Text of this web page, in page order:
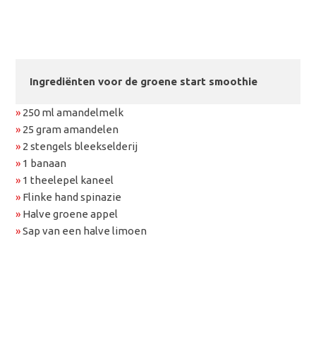
Ingrediënten voor de groene start smoothie
» 250 ml amandelmelk
» 25 gram amandelen
» 2 stengels bleekselderij
» 1 banaan
» 1 theelepel kaneel
» Flinke hand spinazie
» Halve groene appel
»Sap van een halve limoen